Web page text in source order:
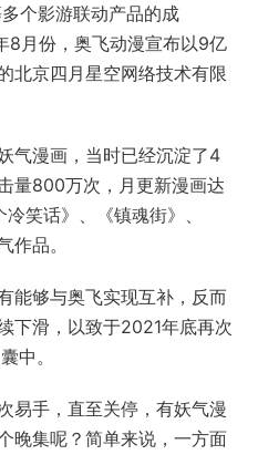
个影游联动产品的成
8月份，奥飞动漫宣布以9亿
北京四月星空网络技术有限
气漫画，当时已经沉淀了4
量800万次，月更新漫画达
笑话》、《镇魂街》、
作品。
能够与奥飞实现互补，反而
下滑，以致于2021年底再次
中。
易手，直至关停，有妖气漫
晚集呢？简单来说，一方面